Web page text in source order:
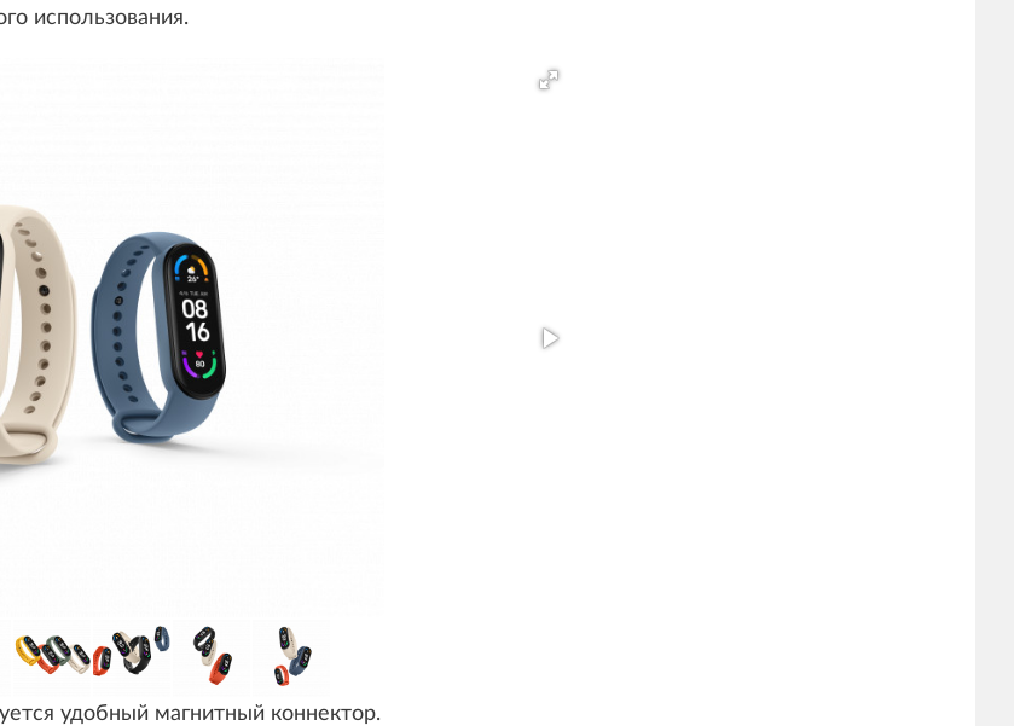
использования.
удобный магнитный коннектор.